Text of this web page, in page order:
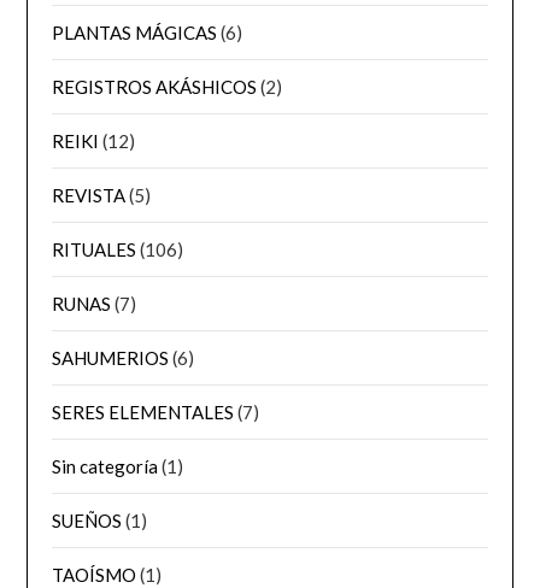
PLANTAS MÁGICAS (6)
REGISTROS AKÁSHICOS (2)
REIKI (12)
REVISTA(5)
RITUALES (106)
RUNAS (7)
SAHUMERIOS (6)
SERES ELEMENTALES (7)
Sin categoría(1)
SUEÑOS (1)
TAOÍSMO (1)